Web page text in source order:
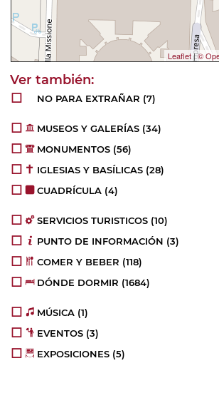
Leaflet|©
NO PARA EXTRAÑAR (7)
MUSEOS Y GALERÍAS (34)
MONUMENTOS (56)
IGLESIAS Y BASÍLICAS (28)
CUADRÍCULA (4)
SERVICIOS TURISTICOS (10)
PUNTO DE INFORMACIÓN (3)
COMER Y BEBER (118)
DÓNDE DORMIR (1684)
MÚSICA (1)
EVENTOS (3)
EXPOSICIONES (5)